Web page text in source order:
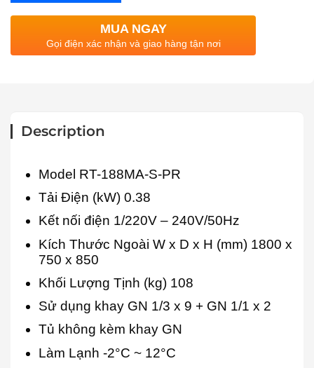
MUA NGAY
Gọi điện xác nhận và giao hàng tận nơi
Description
Model RT-188MA-S-PR
Tải Điện (kW) 0.38
Kết nối điện 1/220V – 240V/50Hz
Kích Thước Ngoài W x D x H (mm) 1800 x
750 x 850
Khối Lượng Tịnh (kg) 108
Sử dụng khay GN 1/3 x 9 + GN 1/1 x 2
Tủ không kèm khay GN
Làm Lạnh -2°C ~ 12°C